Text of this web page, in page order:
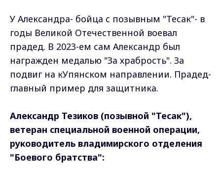
У Александра- бойца с позывным "Тесак"- в
годы Великой Отечественной воевал
прадед. В 2023-ем сам Александр был
награжден медалью "За храбрость". За
подвиг на кУпянском направлении. Прадед-
главный пример для защитника.
Александр Тезиков (позывной "Тесак"),
ветеран специальной военной операции,
руководитель владимирского отделения
"Боевого братства":